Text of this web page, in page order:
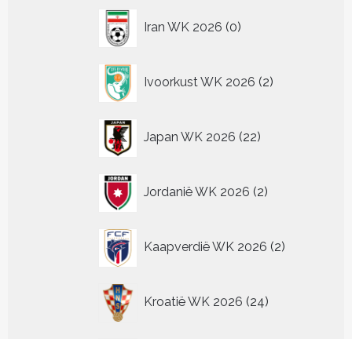
Iran WK 2026 0
producten
Ivoorkust WK 2026 2
producten
Japan WK 2026 22
producten
Jordanië WK 2026 2
producten
Kaapverdië WK 2026 2
producten
Kroatië WK 2026 24
producten